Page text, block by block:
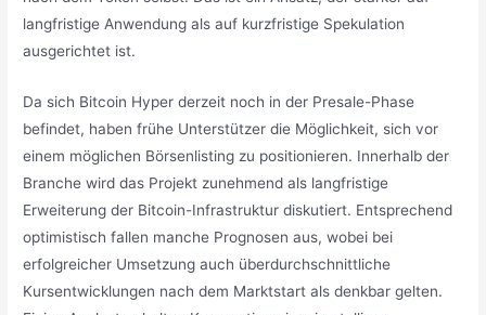
langfristige Anwendung als auf kurzfristige Spekulation
ausgerichtet ist.
Da sich Bitcoin Hyper derzeit noch in der Presale-Phase
befindet, haben frühe Unterstützer die Möglichkeit, sich vor
einem möglichen Börsenlisting zu positionieren. Innerhalb der
Branche wird das Projekt zunehmend als langfristige
Erweiterung der Bitcoin-Infrastruktur diskutiert. Entsprechend
optimistisch fallen manche Prognosen aus, wobei bei
erfolgreicher Umsetzung auch überdurchschnittliche
Kursentwicklungen nach dem Marktstart als denkbar gelten.